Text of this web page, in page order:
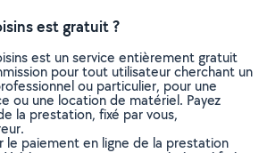
est gratuit ?
est un service entièrement gratuit
pour tout utilisateur cherchant un
ou particulier, pour une
ou une location de matériel. Payez
la prestation, fixé par vous,
le paiement en ligne de la prestation